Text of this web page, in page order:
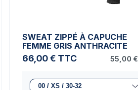
SWEAT ZIPPÉ À CAPUCHE
FEMME GRIS ANTHRACITE
66,00 € TTC 55,00 €